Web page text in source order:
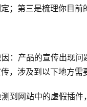
；第三是梳理你目
：产品的宣传出现
，涉及到以下地方需
到网站中的虚假插